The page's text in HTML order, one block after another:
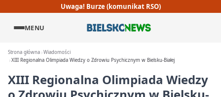
Uwaga! Burze (komunikat RSO)
MENU
Strona główna Wiadomości
XIII Regionalna Olimpiada Wiedzy o Zdrowiu Psychicznym w Bielsku-Białej
XIII Regionalna Olimpiada Wiedzy